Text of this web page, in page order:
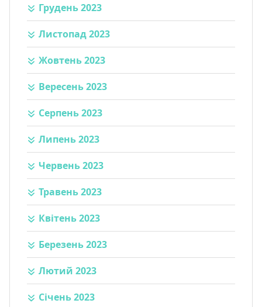
Грудень 2023
Листопад 2023
Жовтень 2023
Вересень 2023
Серпень 2023
Липень 2023
Червень 2023
Травень 2023
Квітень 2023
Березень 2023
Лютий 2023
Січень 2023